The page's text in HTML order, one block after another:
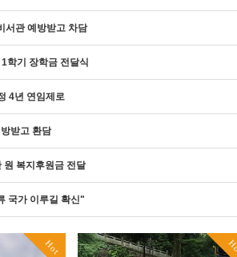
서관 예방받고 차담
학기 장학금 전달식
4년 연임제로
받고 환담
원 복지후원금 전달
국가 이루길 확신"
Hot